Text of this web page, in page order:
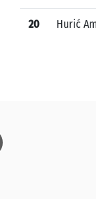
20 Hurić